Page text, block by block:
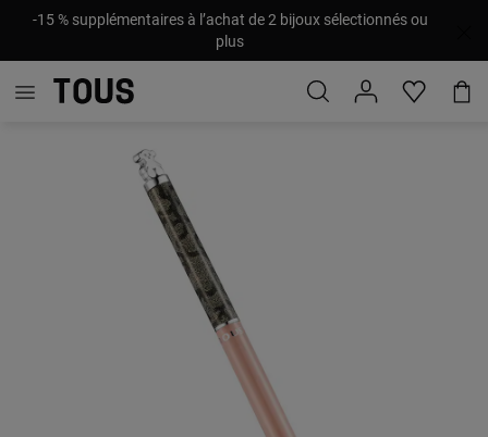
-15 % supplémentaires à l’achat de 2 bijoux sélectionnés ou
plus